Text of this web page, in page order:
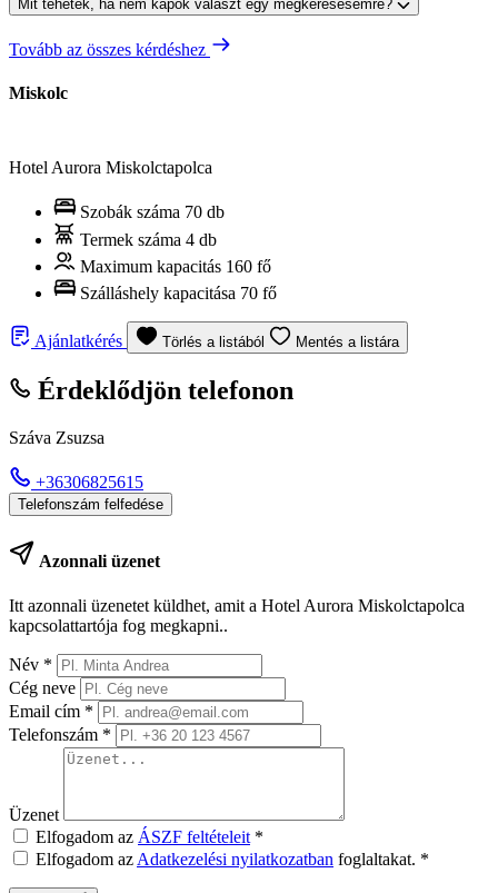
Mit tehetek, ha nem kapok választ egy megkeresésemre?
Tovább az összes kérdéshez
Miskolc
Hotel Aurora Miskolctapolca
Szobák száma 70 db
Termek száma 4 db
Maximum kapacitás 160 fő
Szálláshely kapacitása 70 fő
Ajánlatkérés Törlés a listából Mentés a listára
Érdeklődjön telefonon
Száva Zsuzsa
+36306825615
Telefonszám felfedése
Azonnali üzenet
Itt azonnali üzenetet küldhet, amit a Hotel Aurora Miskolctapolca
kapcsolattartója fog megkapni..
Név *
Cég neve
Email cím *
Telefonszám *
Üzenet
Elfogadom az ÁSZF feltételeit *
Elfogadom az Adatkezelési nyilatkozatban foglaltakat. *